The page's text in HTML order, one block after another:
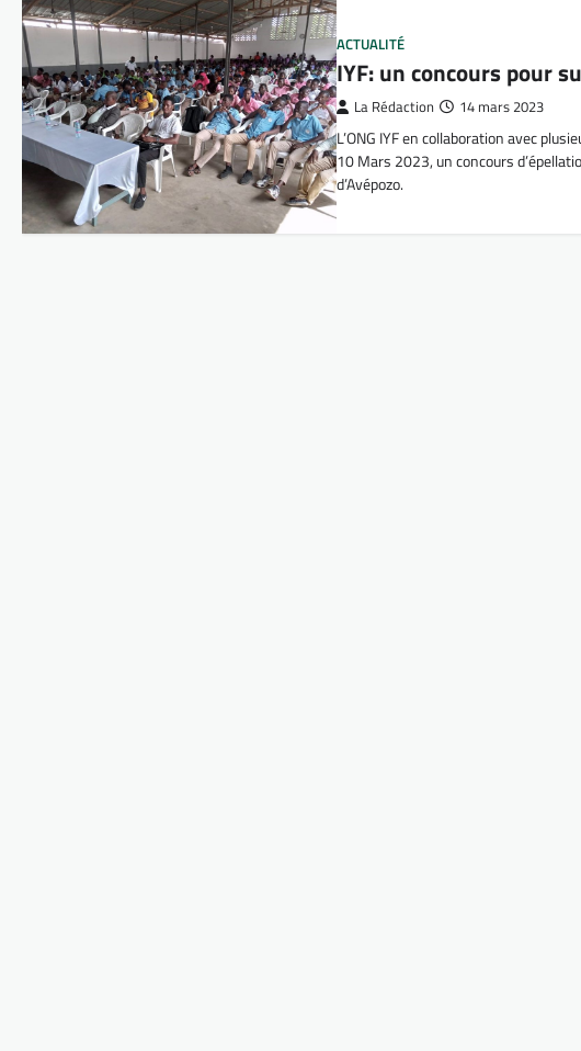
ACTUALITÉ
IYF: un concours pour
La Rédaction 14 mars 2023
L’ONG IYF en collaboration avec
10 Mars 2023, un concours
d’Avépozo.